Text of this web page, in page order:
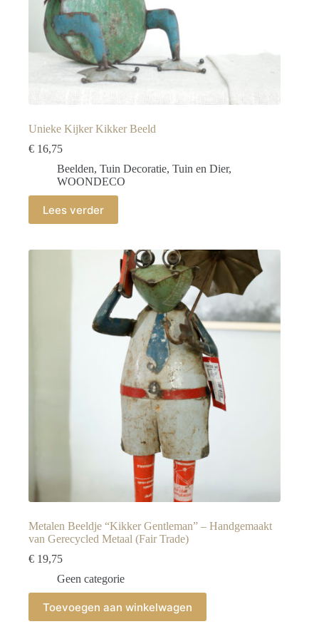
Unieke Kijker Kikker Beeld
€ 16,75
Beelden, Tuin Decoratie, Tuin en Dier,
WOONDECO
Lees verder
Metalen Beeldje “Kikker Gentleman” – Handgemaakt
van Gerecycled Metaal (Fair Trade)
€ 19,75
Geen categorie
Toevoegen aan winkelwagen